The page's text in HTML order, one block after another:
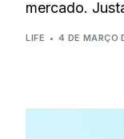
mercado.
LIFE 4 DE MARÇO